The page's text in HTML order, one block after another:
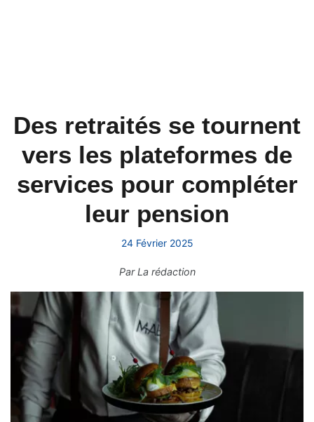
Des retraités se tournent
vers les plateformes de
services pour compléter
leur pension
24 Février 2025
ParLa rédaction